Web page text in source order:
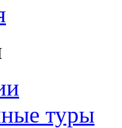
туры